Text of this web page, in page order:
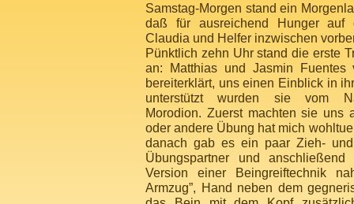
Samstag-Morgen stand ein
daß für ausreichend Hunger auf
Claudia und Helfer inzwischen
Pünktlich zehn Uhr stand die erste
an: Matthias und Jasmin
bereiterklärt, uns einen Einblick in
unterstützt wurden sie vom
Morodion. Zuerst machten sie uns
oder andere Übung hat mich
danach gab es ein paar Zieh-
Übungspartner und
Version einer Beingreiftechnik
Armzug”, Hand neben dem